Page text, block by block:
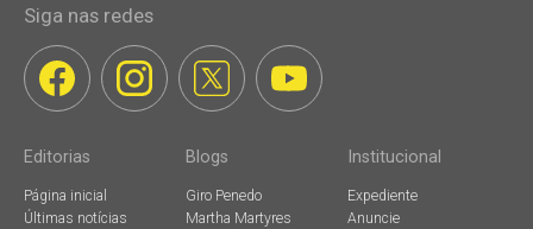
Siga nas redes
Editorias
Página inicial
Últimas notícias
Blogs
Giro Penedo
Martha Martyres
Institucional
Expediente
Anuncie